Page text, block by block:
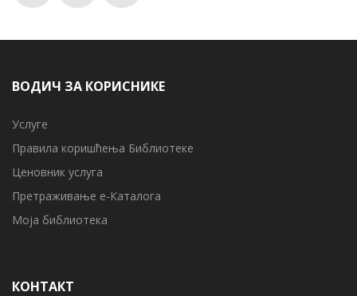
ВОДИЧ ЗА КОРИСНИКЕ
Услуге
Правила коришћења Библиотеке
Ценовник услуга
Претраживање е-Каталога
Моја библиотека
КОНТАКТ